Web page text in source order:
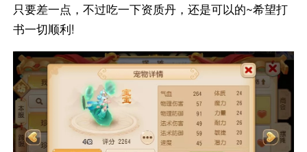
只要差一点，不过吃一下资质丹，还是可以的~希望打
书一切顺利!